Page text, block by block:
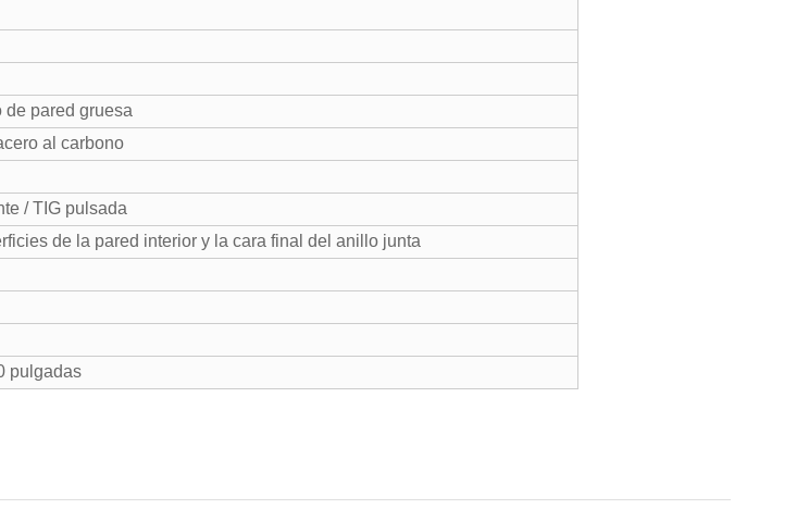
pared gruesa
al carbono
/ TIG pulsada
de la pared interior y la cara final del anillo junta
pulgadas